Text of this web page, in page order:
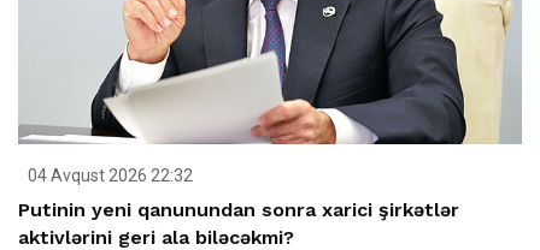
04 Avqust 2026 22:32
Putinin yeni qanunundan sonra xarici şirkətlər
aktivlərini geri ala biləcəkmi?